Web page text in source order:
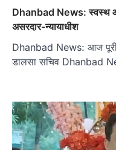
Dhanbad News: स्वस्थ
असरदार-न्यायाधीश
Dhanbad News: आज पूरी
डालसा सचिव Dhanbad